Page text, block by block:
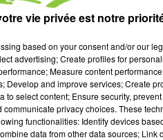
des places Lavault-
ce week-end à Nueil-les-
( photo ).
sur le terrain de Vrères
thouarsaise.
fin de saison et se prépare
vie privée est notre
based on your consent and/or our
advertising; Create profiles for
Measure content
Develop and improve services; Create
select content; Ensure security,
privacy choices. These
functionalities: Identify devices
data from other data sources; Link